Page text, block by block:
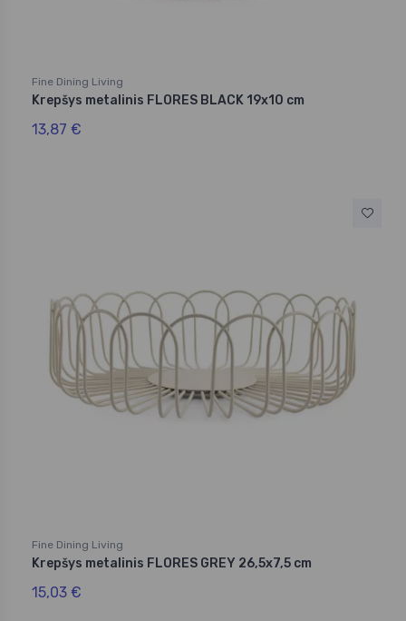
Fine Dining Living
Krepšys metalinis FLORES BLACK 19x10 cm
13,87 €
Fine Dining Living
Krepšys metalinis FLORES GREY 26,5x7,5 cm
15,03 €